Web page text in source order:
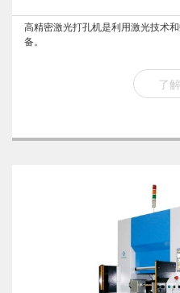
高精密激光打孔机是利用激光技术
备。
了